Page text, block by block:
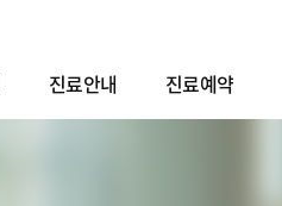
진료안내 진료예약